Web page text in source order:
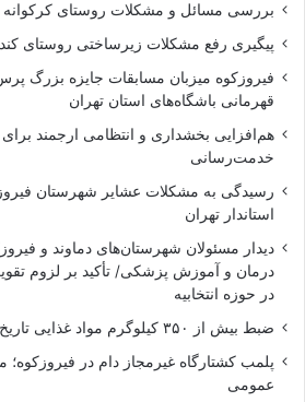
بررسی مسائل و مشکلات روستای کرکوانه
پیگیری رفع مشکلات زیرساختی روستای
فیروزکوه میزبان مسابقات جایزه بزرگ
قهرمانی باشگاه‌های استان تهران
هم‌افزایی بخشداری و انتظامی ارجمند
خدمت‌رسانی
رسیدگی به مشکلات عشایر شهرستان
استاندار تهران
دیدار مسئولان شهرستان‌های دماوند و
درمان و آموزش پزشکی/ تأکید بر لزوم
در حوزه انتخابیه
ضبط بیش از ۳۵۰ کیلوگرم مواد غذایی تاریخ‌گذشته در فیروزکوه
پلمب کشتارگاه غیرمجاز دام در فیروزکوه؛
عمومی